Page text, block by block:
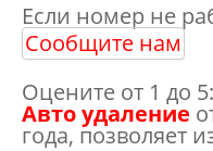
Если номер не
Сообщите нам
Оцените от 1 до 5:
Авто удаление
года, позволяет